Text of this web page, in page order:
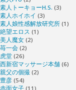
素人トーキョーH.S. (3)
素人ホイホイ (3)
素人娘性感解放研究所 (1)
絶望エロス (1)
美人魔女 (2)
苺一会 (2)
虎堂 (26)
西新宿マッサージ本舗 (6)
親父の個撮 (2)
豊彦 (54)
赤面女子 (11)